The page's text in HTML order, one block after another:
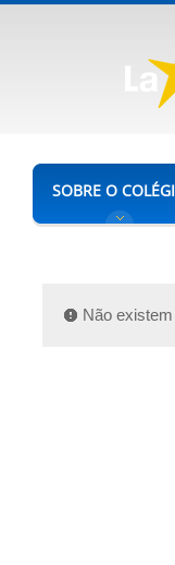
SOBRE O
Não